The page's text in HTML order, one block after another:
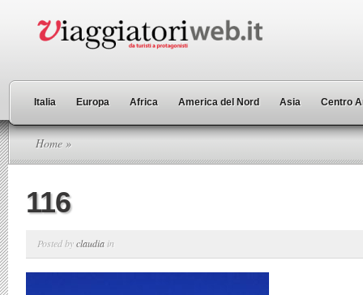
Italia Europa Africa America del Nord Asia Centro
Home »
116
Posted byclaudia in